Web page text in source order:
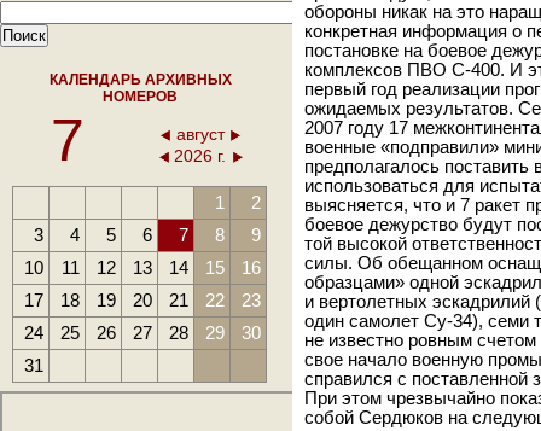
КАЛЕНДАРЬ АРХИВНЫХ
НОМЕРОВ
7
август
2026 г.
1
2
3
4 5 6 7 8
9
10
11 12 13 14 15
16
17
18 19 20 21 22
23
24
25 26 27 28 29
30
31
обороны никак на это
конкретная информация о
постановке на боевое
комплексов ПВО С-400. И
первый год реализации
ожидаемых результатов.
2007 году 17
военные «подправили»
предполагалось
использоваться для
выясняется, что и 7 ракет
боевое дежурство будут
той высокой
силы. Об обещанном
образцами» одной
и вертолетных
один самолет Су-34), семи
не известно ровным
свое начало военную
справился с поставленной
При этом чрезвычайно
собой Сердюков на